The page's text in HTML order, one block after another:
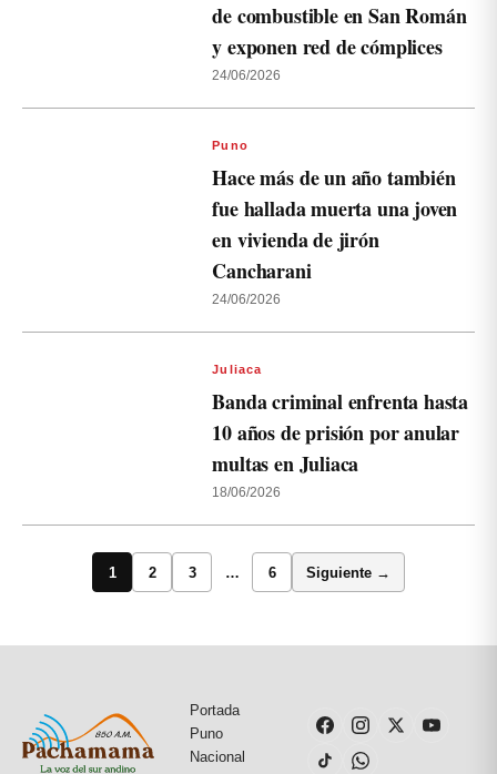
de combustible en San Román
y exponen red de cómplices
24/06/2026
Puno
Hace más de un año también
fue hallada muerta una joven
en vivienda de jirón
Cancharani
24/06/2026
Juliaca
Banda criminal enfrenta hasta
10 años de prisión por anular
multas en Juliaca
18/06/2026
1 2 3 … 6 Siguiente →
Portada
Puno
Nacional